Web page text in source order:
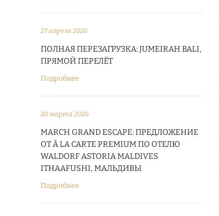
27 апреля 2026
ПОЛНАЯ ПЕРЕЗАГРУЗКА: JUMEIRAH BALI,
ПРЯМОЙ ПЕРЕЛЁТ
Подробнее
20 марта 2026
MARCH GRAND ESCAPE: ПРЕДЛОЖЕНИЕ
ОТ Á LA CARTE PREMIUM ПО ОТЕЛЮ
WALDORF ASTORIA MALDIVES
ITHAAFUSHI, МАЛЬДИВЫ
Подробнее